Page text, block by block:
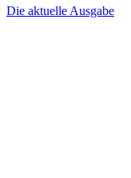
Die aktuelle Ausgabe